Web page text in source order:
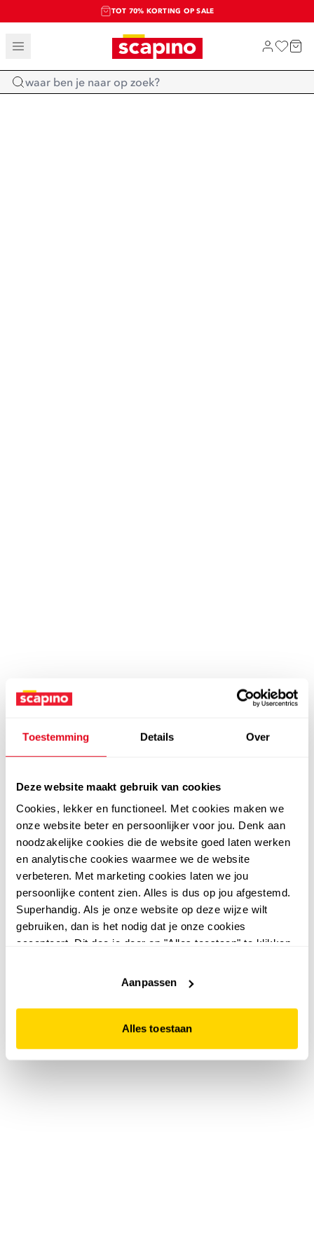
Toestemming Details Over
Deze website maakt gebruik van cookies
Cookies, lekker en functioneel. Met cookies maken we
onze website beter en persoonlijker voor jou. Denk aan
noodzakelijke cookies die de website goed laten werken
en analytische cookies waarmee we de website
verbeteren. Met marketing cookies laten we jou
persoonlijke content zien. Alles is dus op jou afgestemd.
Superhandig. Als je onze website op deze wijze wilt
gebruiken, dan is het nodig dat je onze cookies
accepteert. Dit doe je door op "Alles toestaan" te klikken.
website niet optimaal functioneert.
Aanpassen
Alles toestaan
TOT 70% KORTING OP SALE
SALE: LAATSTE KANS!
SHOP NIEUW
Home